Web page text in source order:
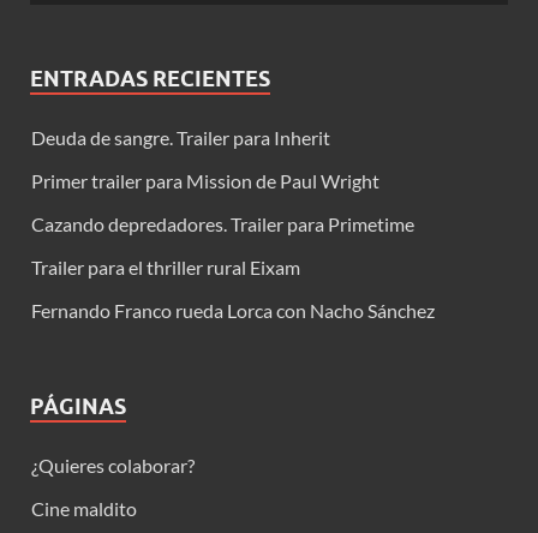
ENTRADAS RECIENTES
Deuda de sangre. Trailer para Inherit
Primer trailer para Mission de Paul Wright
Cazando depredadores. Trailer para Primetime
Trailer para el thriller rural Eixam
Fernando Franco rueda Lorca con Nacho Sánchez
PÁGINAS
¿Quieres colaborar?
Cine maldito